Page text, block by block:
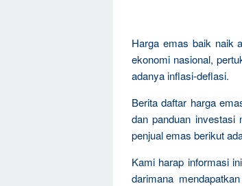
Harga emas baik naik
ekonomi nasional,
adanya inflasi-deflasi.
Berita daftar harga
dan panduan investasi
penjual emas berikut
Kami harap informasi
darimana